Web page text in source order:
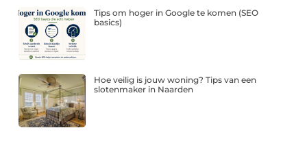
Tips om hoger in Google te komen (SEO
basics)
Hoe veilig is jouw woning? Tips van een
slotenmaker in Naarden